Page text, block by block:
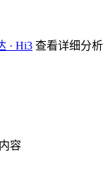
· Hi3 查看详细分析
容